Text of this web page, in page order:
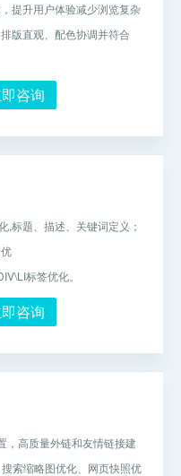
提升用户体验减少浏览复杂
版直观、配色协调并符合
咨询
,标题、描述、关键词定义；
标签优化。
咨询
，高质量外链和友情链接建
索缩略图优化、网页快照优